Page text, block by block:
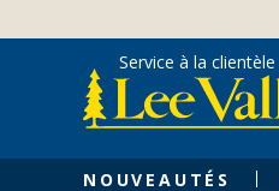
content
NOUVEAUTÉS
Service à la clientèle